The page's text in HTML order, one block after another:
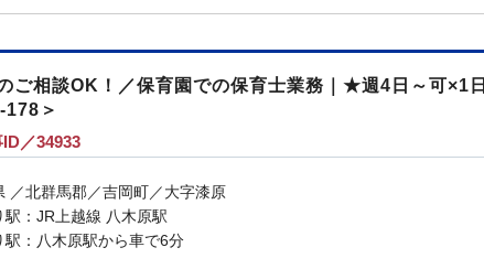
ご相談OK！／保育園での保育士業務｜★週4日～可×1日
＞
／34933
／北群馬郡／吉岡町／大字漆原
駅：JR上越線 八木原駅
駅：八木原駅から車で6分